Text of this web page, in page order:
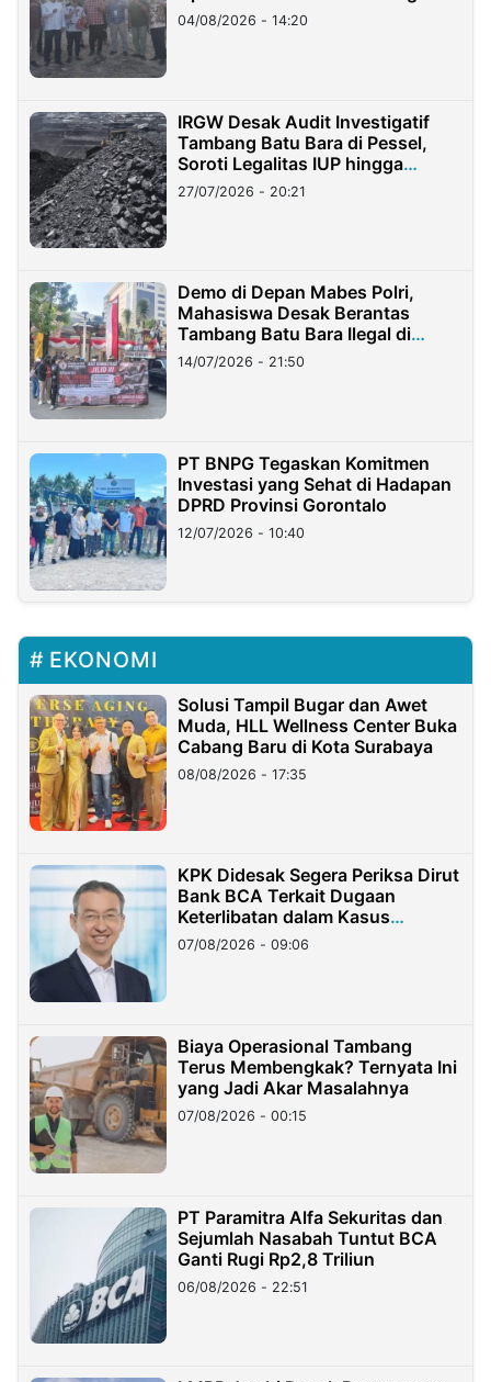
04/08/2026 - 14:20
IRGW Desak Audit Investigatif
Tambang Batu Bara di Pessel,
Soroti Legalitas IUP hingga
Stockpile
27/07/2026 - 20:21
Demo di Depan Mabes Polri,
Mahasiswa Desak Berantas
Tambang Batu Bara Ilegal di
Lampung
14/07/2026 - 21:50
PT BNPG Tegaskan Komitmen
Investasi yang Sehat di Hadapan
DPRD Provinsi Gorontalo
12/07/2026 - 10:40
EKONOMI
Solusi Tampil Bugar dan Awet
Muda, HLL Wellness Center Buka
Cabang Baru di Kota Surabaya
08/08/2026 - 17:35
KPK Didesak Segera Periksa Dirut
Bank BCA Terkait Dugaan
Keterlibatan dalam Kasus
Hilangnya Dana Nasabah Rp2,58
Miliar
07/08/2026 - 09:06
Biaya Operasional Tambang
Terus Membengkak? Ternyata Ini
yang Jadi Akar Masalahnya
07/08/2026 - 00:15
PT Paramitra Alfa Sekuritas dan
Sejumlah Nasabah Tuntut BCA
Ganti Rugi Rp2,8 Triliun
06/08/2026 - 22:51